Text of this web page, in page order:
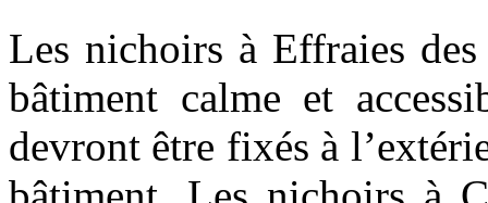
Les nichoirs à Effraies
bâtiment calme et
devront être fixés à